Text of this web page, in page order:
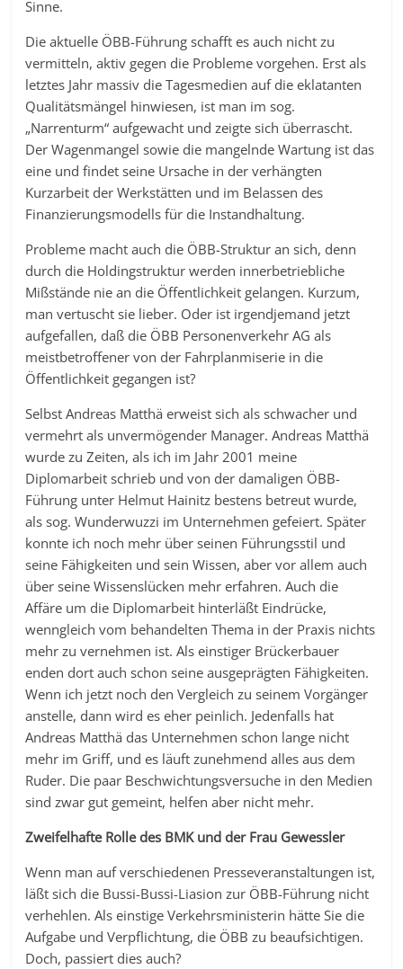
Sinne.
Die aktuelle ÖBB-Führung schafft es auch nicht zu
vermitteln, aktiv gegen die Probleme vorgehen. Erst als
letztes Jahr massiv die Tagesmedien auf die eklatanten
Qualitätsmängel hinwiesen, ist man im sog.
„Narrenturm“ aufgewacht und zeigte sich überrascht.
Der Wagenmangel sowie die mangelnde Wartung ist das
eine und findet seine Ursache in der verhängten
Kurzarbeit der Werkstätten und im Belassen des
Finanzierungsmodells für die Instandhaltung.
Probleme macht auch die ÖBB-Struktur an sich, denn
durch die Holdingstruktur werden innerbetriebliche
Mißstände nie an die Öffentlichkeit gelangen. Kurzum,
man vertuscht sie lieber. Oder ist irgendjemand jetzt
aufgefallen, daß die ÖBB Personenverkehr AG als
meistbetroffener von der Fahrplanmiserie in die
Öffentlichkeit gegangen ist?
Selbst Andreas Matthä erweist sich als schwacher und
vermehrt als unvermögender Manager. Andreas Matthä
wurde zu Zeiten, als ich im Jahr 2001 meine
Diplomarbeit schrieb und von der damaligen ÖBB-
Führung unter Helmut Hainitz bestens betreut wurde,
als sog. Wunderwuzzi im Unternehmen gefeiert. Später
konnte ich noch mehr über seinen Führungsstil und
seine Fähigkeiten und sein Wissen, aber vor allem auch
über seine Wissenslücken mehr erfahren. Auch die
Affäre um die Diplomarbeit hinterläßt Eindrücke,
wenngleich vom behandelten Thema in der Praxis nichts
mehr zu vernehmen ist. Als einstiger Brückerbauer
enden dort auch schon seine ausgeprägten Fähigkeiten.
Wenn ich jetzt noch den Vergleich zu seinem Vorgänger
anstelle, dann wird es eher peinlich. Jedenfalls hat
Andreas Matthä das Unternehmen schon lange nicht
mehr im Griff, und es läuft zunehmend alles aus dem
Ruder. Die paar Beschwichtungsversuche in den Medien
sind zwar gut gemeint, helfen aber nicht mehr.
Zweifelhafte Rolle des BMK und der Frau Gewessler
Wenn man auf verschiedenen Presseveranstaltungen ist,
läßt sich die Bussi-Bussi-Liasion zur ÖBB-Führung nicht
verhehlen. Als einstige Verkehrsministerin hätte Sie die
Aufgabe und Verpflichtung, die ÖBB zu beaufsichtigen.
Doch, passiert dies auch?